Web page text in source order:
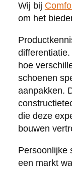
Wij bij
om het
hoe
schoenen
aanpakken.
die deze
bouwen
Persoonlijke
een markt